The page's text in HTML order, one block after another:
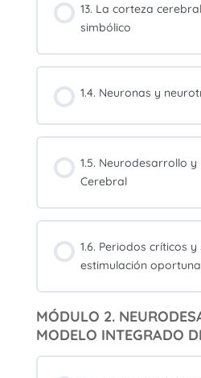
13. La corteza
simbólico
1.4. Neuronas y
1.5. Neurodesarrollo y
Cerebral
1.6. Periodos críticos
estimulación oportuna
MÓDULO 2.
MODELO INTEGRADO